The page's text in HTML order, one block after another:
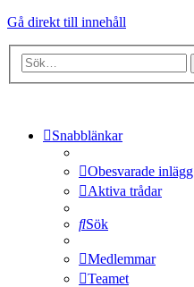
Gå direkt till innehåll
Snabblänkar
Obesvarade inlägg
Aktiva trådar
Sök
Medlemmar
Teamet